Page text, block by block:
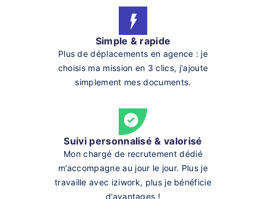
Simple & rapide
Plus de déplacements en agence : je
choisis ma mission en 3 clics, j'ajoute
simplement mes documents.
Suivi personnalisé & valorisé
Mon chargé de recrutement dédié
m’accompagne au jour le jour. Plus je
travaille avec iziwork, plus je bénéficie
d’avantages !